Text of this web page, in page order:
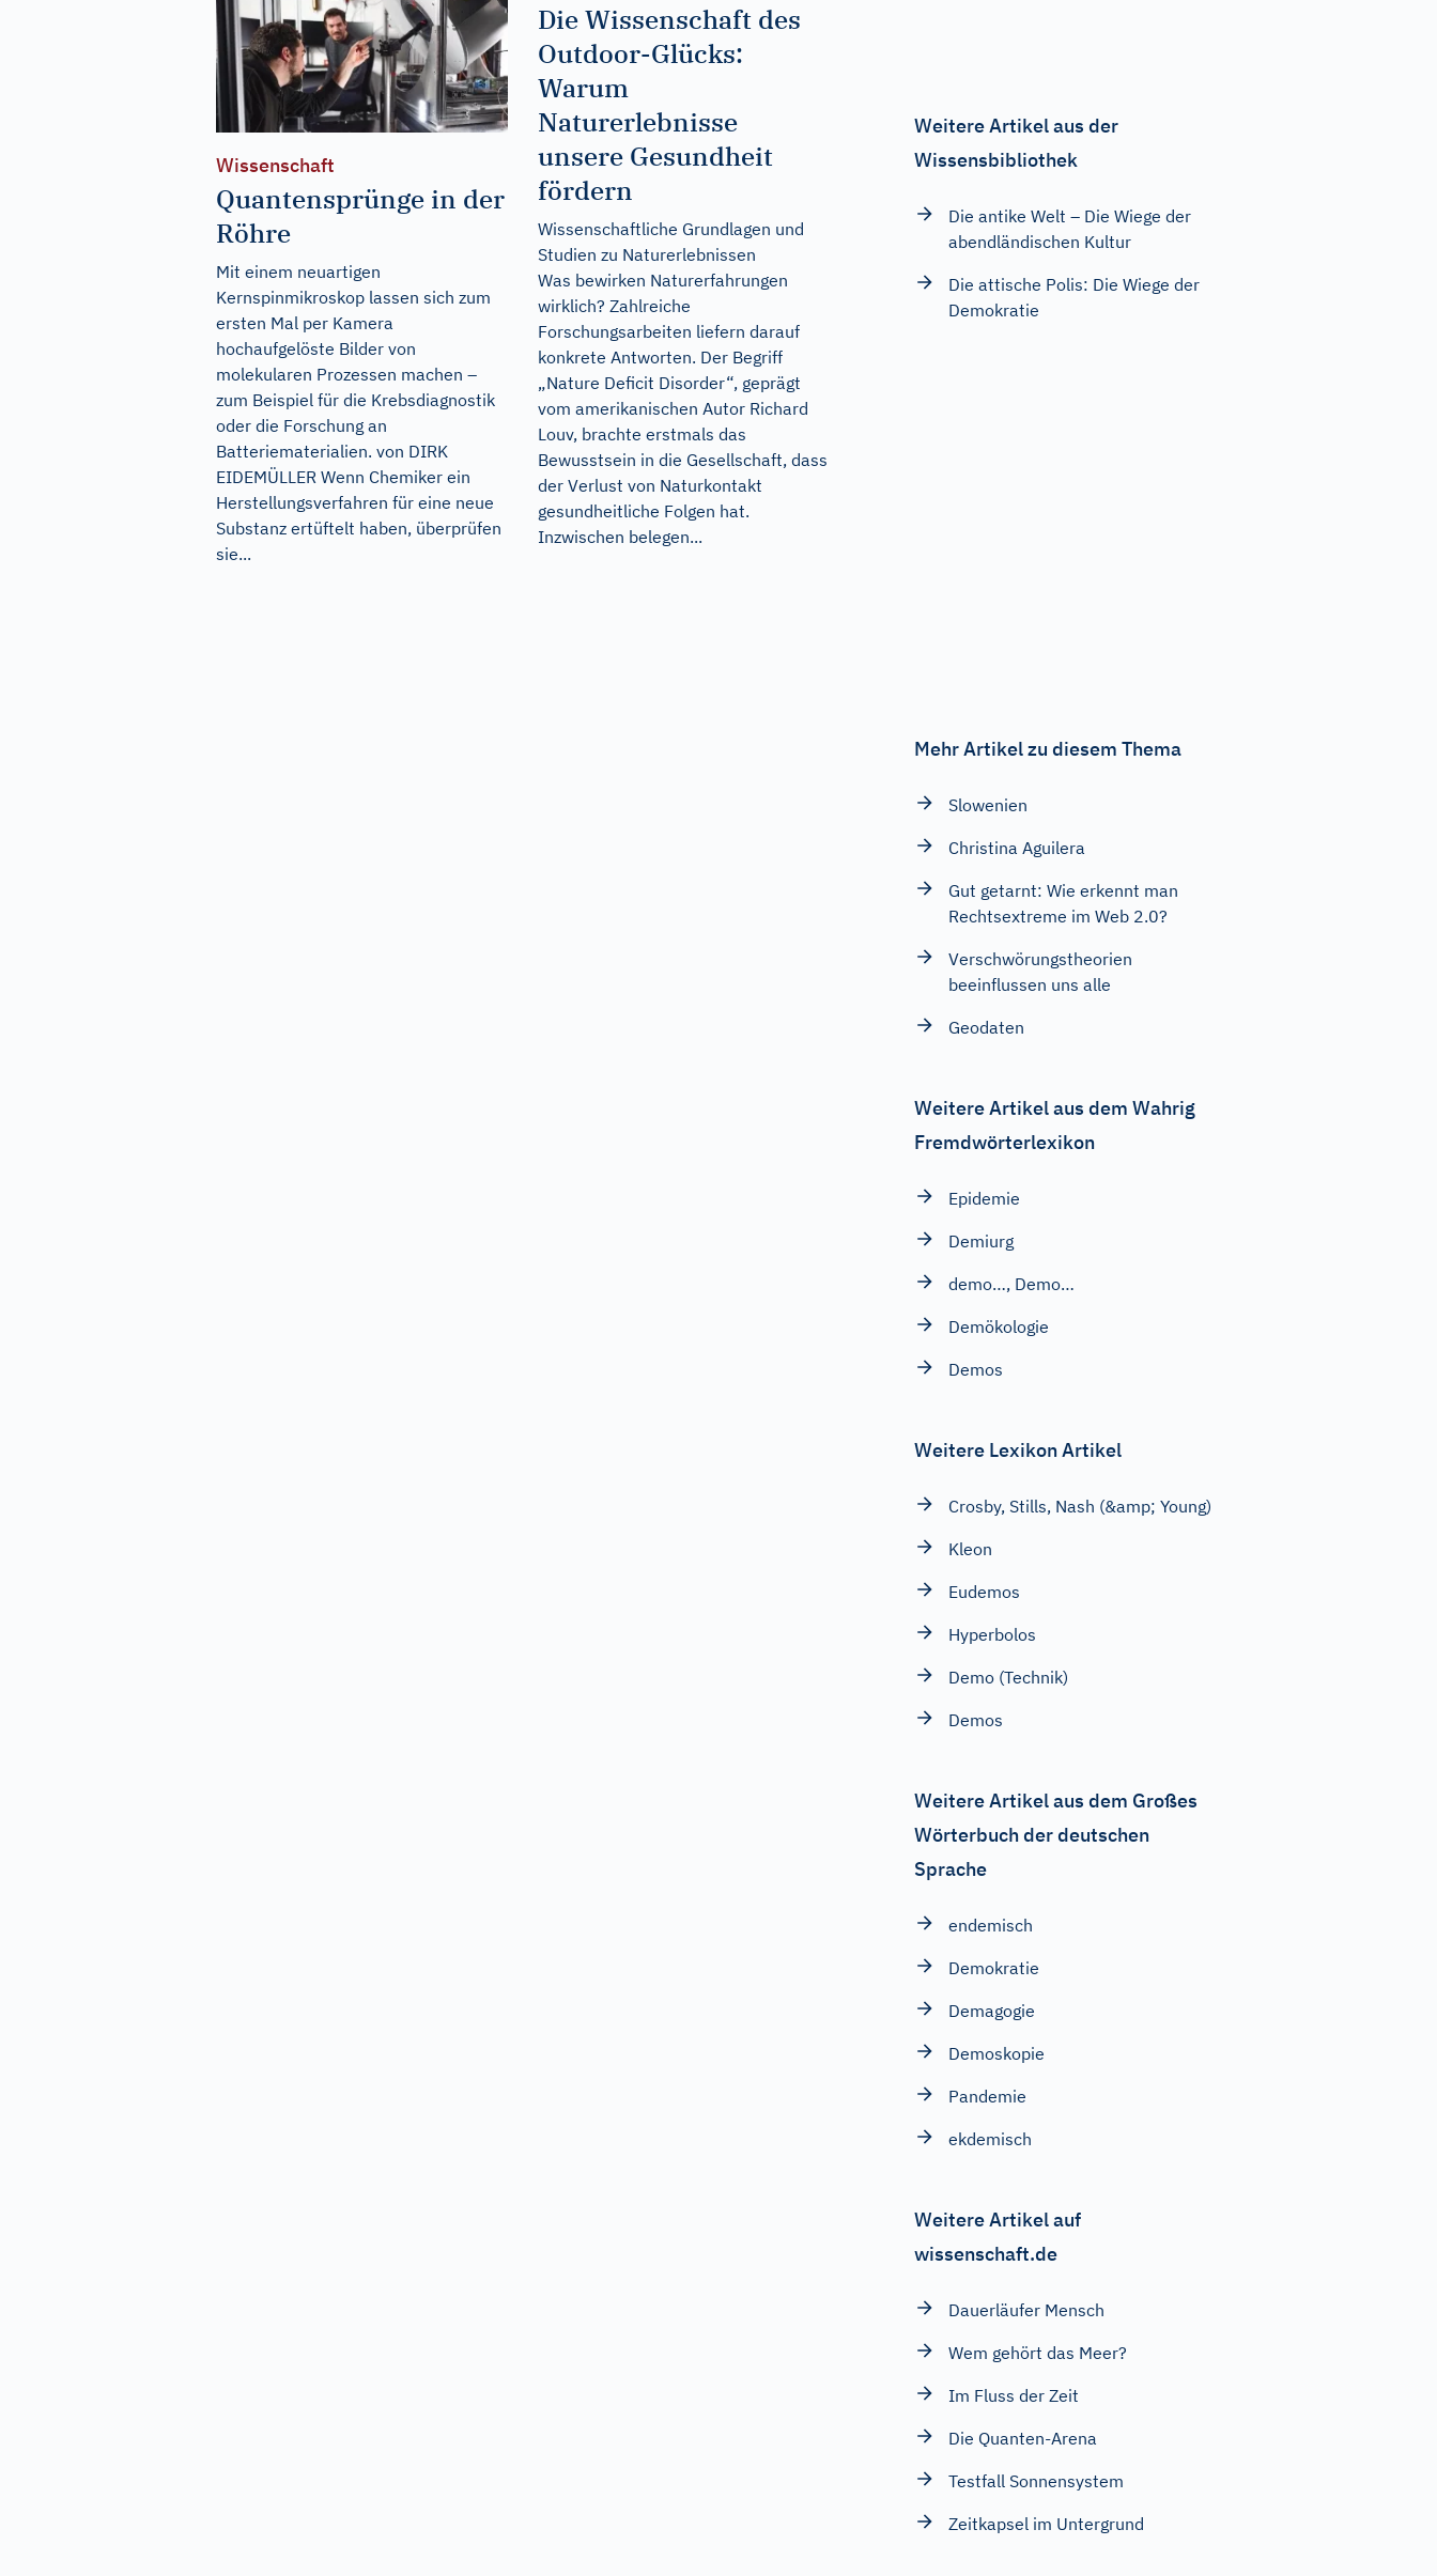
Wissenschaft
Quantensprünge in der
Röhre
Mit einem neuartigen
Kernspinmikroskop lassen sich zum
ersten Mal per Kamera
hochaufgelöste Bilder von
molekularen Prozessen machen –
zum Beispiel für die Krebsdiagnostik
oder die Forschung an
Batteriematerialien. von DIRK
EIDEMÜLLER Wenn Chemiker ein
Herstellungsverfahren für eine neue
Substanz ertüftelt haben, überprüfen
sie...
Die Wissenschaft des
Outdoor-Glücks:
Warum
Naturerlebnisse
unsere Gesundheit
fördern
Wissenschaftliche Grundlagen und
Studien zu Naturerlebnissen
Was bewirken Naturerfahrungen
wirklich? Zahlreiche
Forschungsarbeiten liefern darauf
konkrete Antworten. Der Begriff
„Nature Deficit Disorder“, geprägt
vom amerikanischen Autor Richard
Louv, brachte erstmals das
Bewusstsein in die Gesellschaft, dass
der Verlust von Naturkontakt
gesundheitliche Folgen hat.
Inzwischen belegen...
Weitere Artikel aus der
Wissensbibliothek
Die antike Welt – Die Wiege der
abendländischen Kultur
Die attische Polis: Die Wiege der
Demokratie
Mehr Artikel zu diesem Thema
Slowenien
Christina Aguilera
Gut getarnt: Wie erkennt man
Rechtsextreme im Web 2.0?
Verschwörungstheorien
beeinflussen uns alle
Geodaten
Weitere Artikel aus dem Wahrig
Fremdwörterlexikon
Epidemie
Demiurg
demo…, Demo…
Demökologie
Demos
Weitere Lexikon Artikel
Crosby, Stills, Nash (&amp; Young)
Kleon
Eudemos
Hyperbolos
Demo (Technik)
Demos
Weitere Artikel aus dem Großes
Wörterbuch der deutschen
Sprache
endemisch
Demokratie
Demagogie
Demoskopie
Pandemie
ekdemisch
Weitere Artikel auf
wissenschaft.de
Dauerläufer Mensch
Wem gehört das Meer?
Im Fluss der Zeit
Die Quanten-Arena
Testfall Sonnensystem
Zeitkapsel im Untergrund